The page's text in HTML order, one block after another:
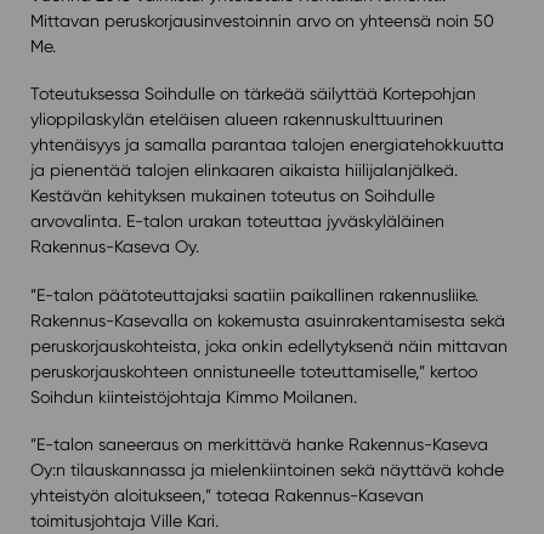
Mittavan peruskorjausinvestoinnin arvo on yhteensä noin 50
Me.
Toteutuksessa Soihdulle on tärkeää säilyttää Kortepohjan
ylioppilaskylän eteläisen alueen rakennuskulttuurinen
yhtenäisyys ja samalla parantaa talojen energiatehokkuutta
ja pienentää talojen elinkaaren aikaista hiilijalanjälkeä.
Kestävän kehityksen mukainen toteutus on Soihdulle
arvovalinta. E-talon urakan toteuttaa jyväskyläläinen
Rakennus-Kaseva Oy.
”E-talon päätoteuttajaksi saatiin paikallinen rakennusliike.
Rakennus-Kasevalla on kokemusta asuinrakentamisesta sekä
peruskorjauskohteista, joka onkin edellytyksenä näin mittavan
peruskorjauskohteen onnistuneelle toteuttamiselle,” kertoo
Soihdun kiinteistöjohtaja Kimmo Moilanen.
”E-talon saneeraus on merkittävä hanke Rakennus-Kaseva
Oy:n tilauskannassa ja mielenkiintoinen sekä näyttävä kohde
yhteistyön aloitukseen,” toteaa Rakennus-Kasevan
toimitusjohtaja Ville Kari.